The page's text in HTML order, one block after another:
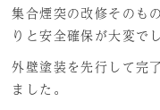
集合煙突の改修そのも
りと安全確保が大変でし
外壁塗装を先行して完
ました。